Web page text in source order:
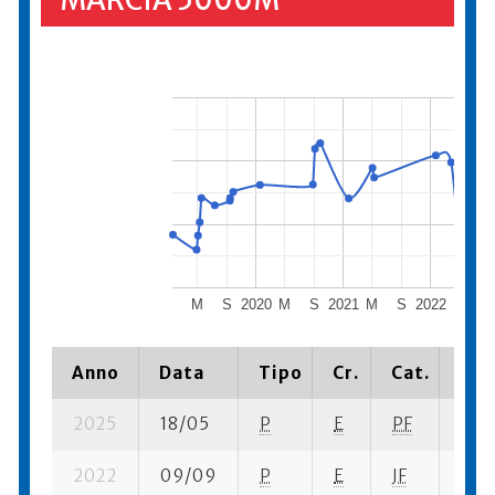
2020 2021 2022
M S M S M S
Anno Data Tipo Cr. Cat.
2025 18/05 P E PF
2022 09/09 P E JF